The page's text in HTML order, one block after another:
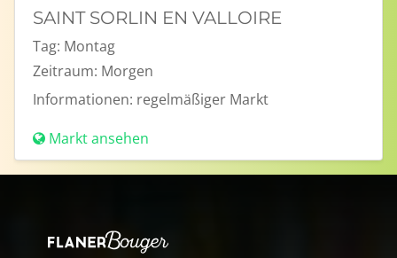
SAINT SORLIN EN VALLOIRE
Tag: Montag
Zeitraum: Morgen
Informationen: regelmäßiger Markt
Markt ansehen